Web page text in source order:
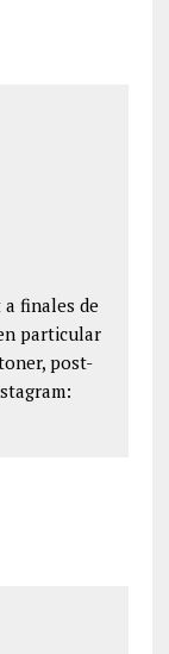
finales de
particular
post-